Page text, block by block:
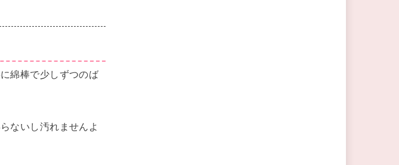
綿棒で少しずつのば
ないし汚れませんよ